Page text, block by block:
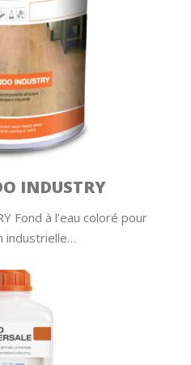
INDUSTRY
Fond à l’eau coloré pour
industrielle…